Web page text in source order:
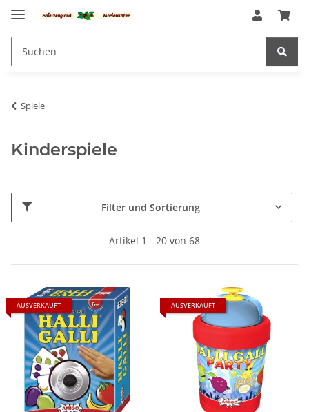
Spiele
Kinderspiele
Filter und Sortierung
Artikel 1 - 20 von 68
AUSVERKAUFT AUSVERKAUFT